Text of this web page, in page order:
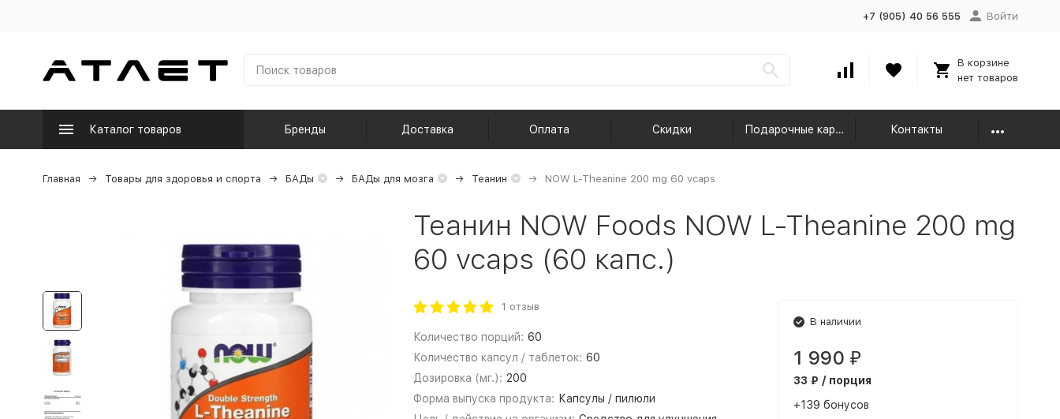
+7 (905) 40 56 555 Войти
В корзине
нет товаров
Каталог товаров Бренды Доставка Оплата Скидки Подарочные карты Контакты
Главная Товары для здоровья и спорта БАДы БАДы для мозга Теанин NOW L-Theanine 200 mg 60 vcaps
Теанин NOW Foods NOW L-Theanine 200 mg
60 vcaps (60 капс.)
1 отзыв
Количество порций: 60
Количество капсул / таблеток: 60
Дозировка (мг.): 200
Форма выпуска продукта: Капсулы / пилюли
В наличии
1 990 ₽
33 ₽ / порция
+139 бонусов